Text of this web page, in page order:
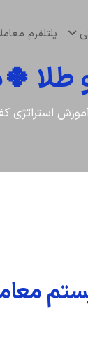
پلتلفرم
استراتژی